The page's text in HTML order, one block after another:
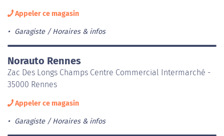
Appeler ce magasin
Garagiste Horaires & infos
Norauto Rennes
Zac Des Longs Champs Centre Commercial Intermarché -
35000 Rennes
Appeler ce magasin
Garagiste Horaires & infos